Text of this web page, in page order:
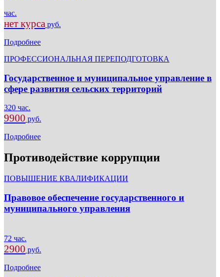
час.
нет курса руб.
Подробнее
ПРОФЕССИОНАЛЬНАЯ ПЕРЕПОДГОТОВКА
Государственное и муниципальное управление в
сфере развития сельских территорий
320 час.
9900 руб.
Подробнее
Противодействие коррупции
ПОВЫШЕНИЕ КВАЛИФИКАЦИИ
Правовое обеспечение государственного и
муниципального управления
72 час.
2900 руб.
Подробнее